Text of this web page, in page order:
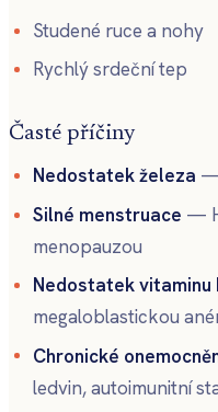
Studené ruce a nohy
Rychlý srdeční tep
Časté příčiny
Nedostatek železa —
Silné menstruace —
menopauzou
Nedostatek vitaminu
megaloblastickou
Chronické
ledvin, autoimunitní